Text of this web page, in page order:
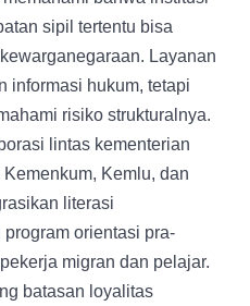
sipil tertentu bisa
Layanan
informasi hukum, tetapi
risiko strukturalnya.
lintas kementerian
Kemlu, dan
literasi
orientasi pra-
migran dan pelajar.
batasan loyalitas